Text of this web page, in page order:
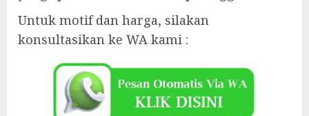
Untuk motif dan harga, silakan
konsultasikan ke WA kami :